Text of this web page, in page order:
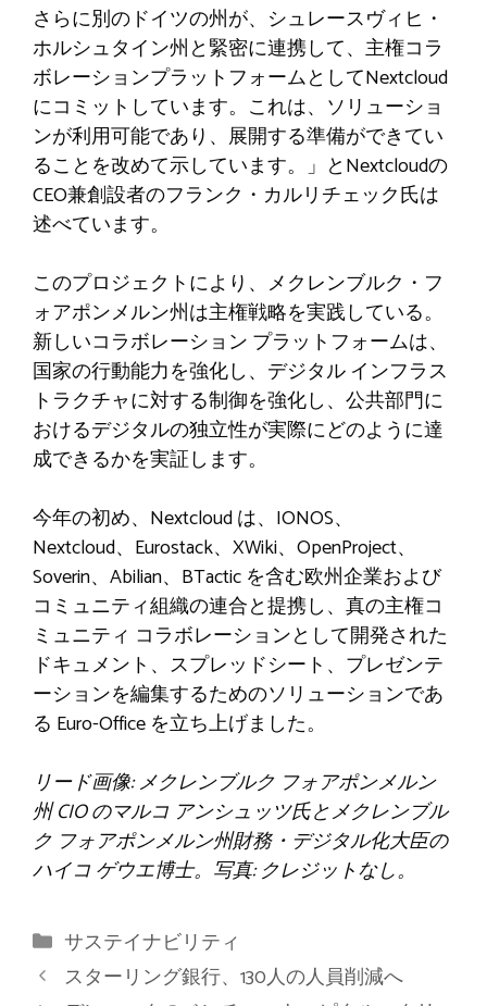
さらに別のドイツの州が、シュレースヴィヒ・
ホルシュタイン州と緊密に連携して、主権コラ
ボレーションプラットフォームとしてNextcloud
にコミットしています。これは、ソリューショ
ンが利用可能であり、展開する準備ができてい
ることを改めて示しています。」とNextcloudの
CEO兼創設者のフランク・カルリチェック氏は
述べています。
このプロジェクトにより、メクレンブルク・フ
ォアポンメルン州は主権戦略を実践している。
新しいコラボレーション プラットフォームは、
国家の行動能力を強化し、デジタル インフラス
トラクチャに対する制御を強化し、公共部門に
おけるデジタルの独立性が実際にどのように達
成できるかを実証します。
今年の初め、Nextcloud は、IONOS、
Nextcloud、Eurostack、XWiki、OpenProject、
Soverin、Abilian、BTactic を含む欧州企業および
コミュニティ組織の連合と提携し、真の主権コ
ミュニティ コラボレーションとして開発された
ドキュメント、スプレッドシート、プレゼンテ
ーションを編集するためのソリューションであ
る Euro-Office を立ち上げました。
リード画像: メクレンブルク フォアポンメルン
州 CIO のマルコ アンシュッツ氏とメクレンブル
ク フォアポンメルン州財務・デジタル化大臣の
ハイコ ゲウエ博士。写真: クレジットなし。
カ
テ
ゴ
サステイナビリティ
スターリング銀行、130人の人員削減へ